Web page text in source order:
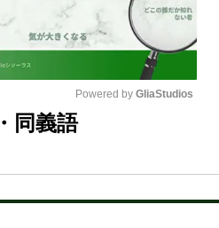
Powered by GliaStudios
同義語